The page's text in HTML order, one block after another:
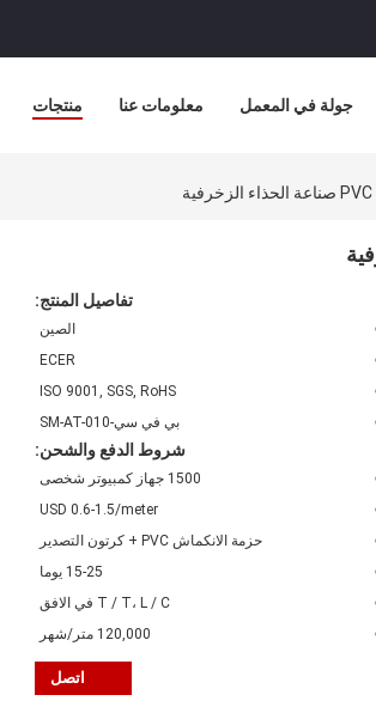
منتجات معلومات عنا جولة في المعمل
تفاصيل المنتج:
الصين
ECER
ISO 9001, SGS, RoHS
بي في سي-SM-AT-010
شروط الدفع والشحن:
1500 جهاز كمبيوتر شخصى
USD 0.6-1.5/meter
حزمة الانكماش PVC + كرتون التصدير
15-25 يوما
T / T، L / C في الافق
120,000 متر/شهر
اتصل